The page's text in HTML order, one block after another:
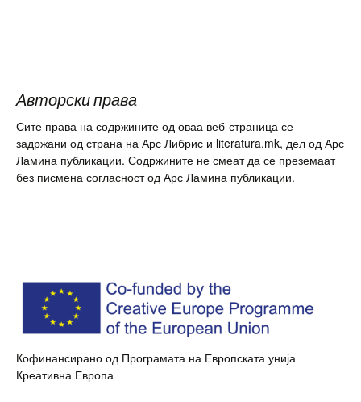
Авторски права
Сите права на содржините од оваа веб-страница се
задржани од страна на Арс Либрис и literatura.mk, дел од Арс
Ламина публикации. Содржините не смеат да се преземаат
без писмена согласност од Арс Ламина публикации.
Кофинансирано од Програмата на Европската унија
Креативна Европа